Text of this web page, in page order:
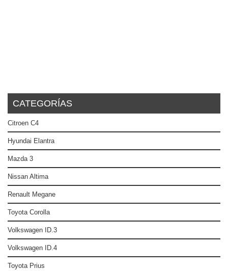
CATEGORÍAS
Citroen C4
Hyundai Elantra
Mazda 3
Nissan Altima
Renault Megane
Toyota Corolla
Volkswagen ID.3
Volkswagen ID.4
Toyota Prius